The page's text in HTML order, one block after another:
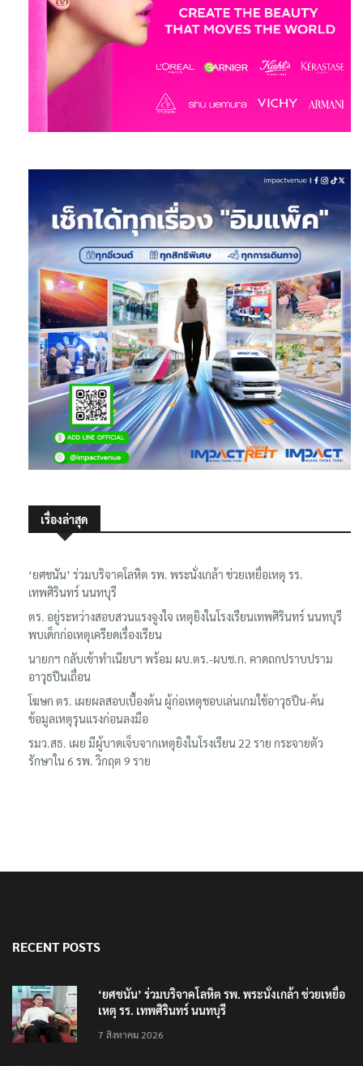
เรื่องล่าสุด
‘ยศชนัน’ ร่วมบริจาคโลหิต รพ. พระนั่งเกล้า ช่วยเหยื่อเหตุ รร.
เทพศิรินทร์ นนทบุรี
ตร. อยู่ระหว่างสอบสวนแรงจูงใจ เหตุยิงในโรงเรียนเทพศิรินทร์ นนทบุรี
พบเด็กก่อเหตุเครียดเรื่องเรียน
นายกฯ กลับเข้าทำเนียบฯ พร้อม ผบ.ตร.-ผบช.ก. คาดถกปราบปราม
อาวุธปืนเถื่อน
โฆษก ตร. เผยผลสอบเบื้องต้น ผู้ก่อเหตุชอบเล่นเกมใช้อาวุธปืน-ค้น
ข้อมูลเหตุรุนแรงก่อนลงมือ
รมว.สธ. เผย มีผู้บาดเจ็บจากเหตุยิงในโรงเรียน 22 ราย กระจายตัว
รักษาใน 6 รพ. วิกฤต 9 ราย
RECENT POSTS
‘ยศชนัน’ ร่วมบริจาคโลหิต รพ. พระนั่งเกล้า ช่วยเหยื่อ
เหตุ รร. เทพศิรินทร์ นนทบุรี
7 สิงหาคม 2026